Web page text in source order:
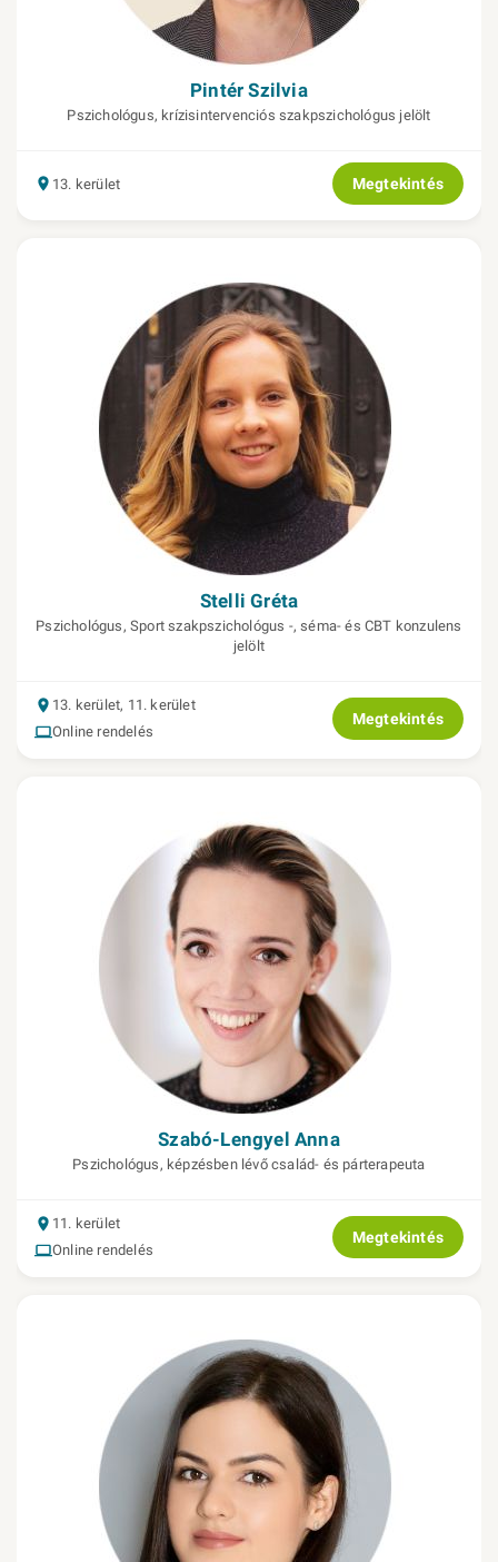
Pintér Szilvia
Pszichológus, krízisintervenciós szakpszichológus jelölt
13. kerület Megtekintés
Stelli Gréta
Pszichológus, Sport szakpszichológus -, séma- és CBT konzulens
jelölt
13. kerület, 11. kerület
Online rendelés
Megtekintés
Szabó-Lengyel Anna
Pszichológus, képzésben lévő család- és párterapeuta
11. kerület
Online rendelés
Megtekintés